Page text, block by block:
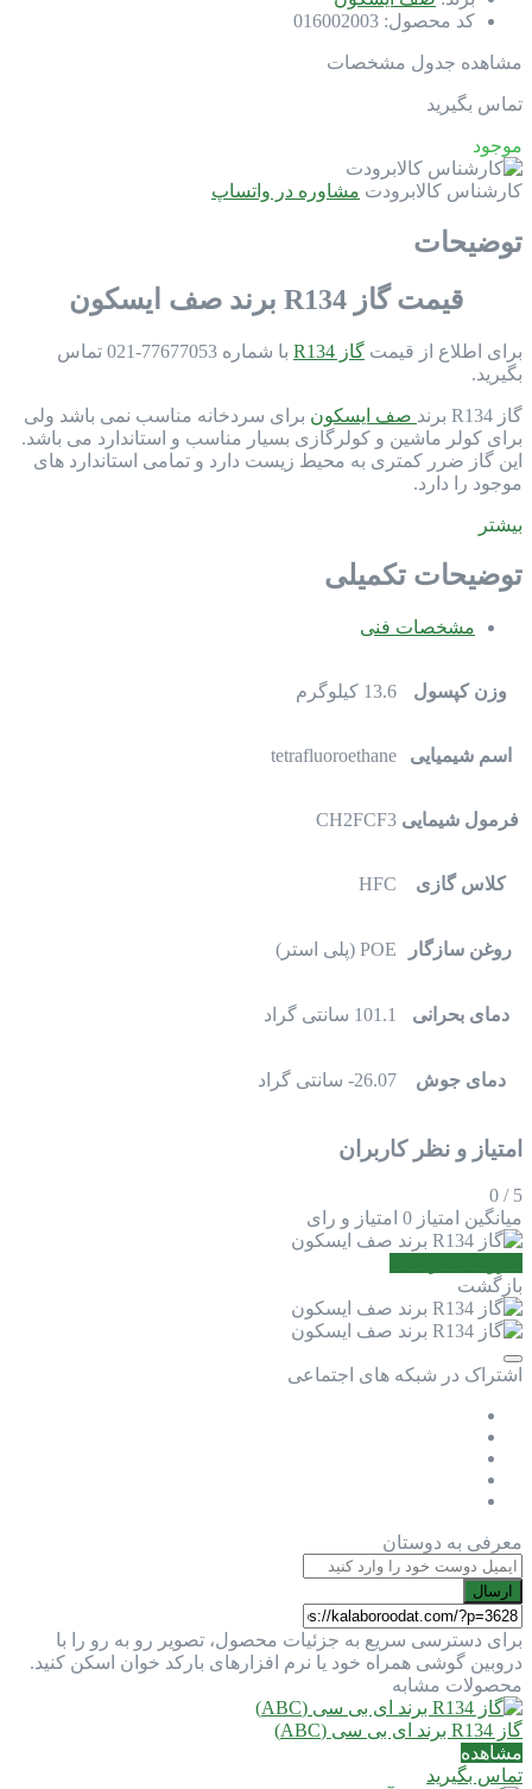
کد محصول: 016002003
مشاهده جدول مشخصات
تماس بگیرید
موجود
کارشناس کالابرودت مشاوره در واتساپ
توضیحات
قیمت گاز R134 برند صف ایسکون
برای اطلاع از قیمت گاز R134
با شماره 77677053-021 تماس
بگیرید.
گاز R134 برند صف ایسکون برای سردخانه مناسب نمی باشد ولی
برای کولر ماشین و کولرگازی بسیار مناسب و استاندارد می باشد.
این گاز ضرر کمتری به محیط زیست دارد و تمامی استاندارد های
موجود را دارد.
بیشتر
توضیحات تکمیلی
مشخصات فنی
وزن کپسول 13.6 کیلوگرم
اسم شیمیایی tetrafluoroethane
فرمول شیمایی CH2FCF3
کلاس گازی HFC
روغن سازگار POE (پلی استر)
دمای بحرانی 101.1 سانتی گراد
دمای جوش 26.07- سانتی گراد
امتیاز و نظر کاربران
5
/
0
میانگین امتیاز 0 امتیاز و رای
بازگشت
اشتراک در شبکه های اجتماعی
معرفی به دوستان
ارسال
برای دسترسی سریع به جزئیات محصول، تصویر رو به رو را با
دروبین گوشی همراه خود یا نرم افزارهای بارکد خوان اسکن کنید.
محصولات مشابه
گاز R134 برند ای بی سی (ABC)
مشاهده
تماس بگیرید